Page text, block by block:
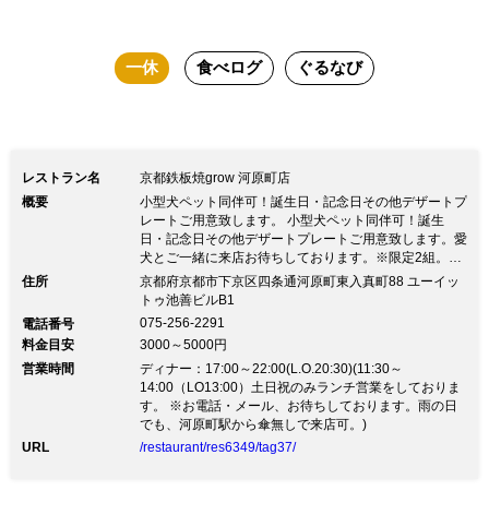
一休 食べログ ぐるなび
レストラン名
京都鉄板焼grow 河原町店
概要
小型犬ペット同伴可！誕生日・記念日その他デザートプ
レートご用意致します。 小型犬ペット同伴可！誕生
日・記念日その他デザートプレートご用意致します。愛
犬とご一緒に来店お待ちしております。※限定2組。ご
連絡お願い致します。※しつけの行き届いてるペットに
限ります。 12/23〜26日Xmasコースのみでご案内。お
利用時のみペット同伴可能。 【店内】 鉄板が目の前の
カウンター席・テーブル席をご用意 京都ならではの店
内で個室とカウンターだけの小さなお店 席数16席 /カウ
ンター12席 /個室4席 【誕生日・記念日】 大切なあの人
の誕生日や二人だけの記念日 入学祝いから就職祝いな
ど 大事な方の大切な記念日をgrowでお祝いいたしませ
んか？ メッセージプレートご用意致します！ 【お問合
住所
京都府京都市下京区四条通河原町東入真町88 ユーイッ
トゥ池善ビルB1
電話番号
075-256-2291
料金目安
3000～5000円
営業時間
ディナー：17:00～22:00(L.O.20:30)(11:30～
14:00（LO13:00）土日祝のみランチ営業をしておりま
す。 ※お電話・メール、お待ちしております。雨の日
でも、河原町駅から傘無しで来店可。)
URL
/restaurant/res6349/tag37/